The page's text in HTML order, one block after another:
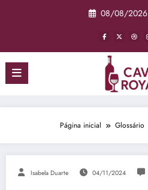
08/08/2026
Página inicial Glossário
Isabela Duarte 04/11/2024